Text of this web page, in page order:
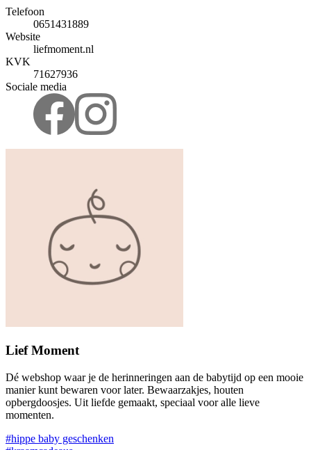
Telefoon
0651431889
Website
liefmoment.nl
KVK
71627936
Sociale media
Lief Moment
Dé webshop waar je de herinneringen aan de babytijd op een mooie
manier kunt bewaren voor later. Bewaarzakjes, houten
opbergdoosjes. Uit liefde gemaakt, speciaal voor alle lieve
momenten.
#hippe baby geschenken